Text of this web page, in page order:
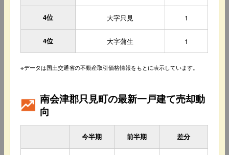
4位 大字只見 1
4位 大字蒲生 1
※データは国土交通省の不動産取引価格情報をもとに表示しています。
南会津郡只見町の最新一戸建て売却動
向
今半期 前半期 差分